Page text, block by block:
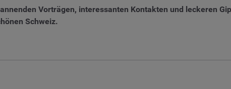
Vorträgen, interessanten Kontakten und leckeren
Schweiz.